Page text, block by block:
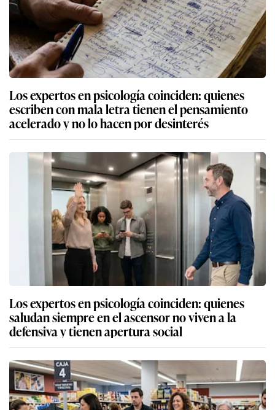
Los expertos en psicología coinciden: quienes
escriben con mala letra tienen el pensamiento
acelerado y no lo hacen por desinterés
Los expertos en psicología coinciden: quienes
saludan siempre en el ascensor no viven a la
defensiva y tienen apertura social